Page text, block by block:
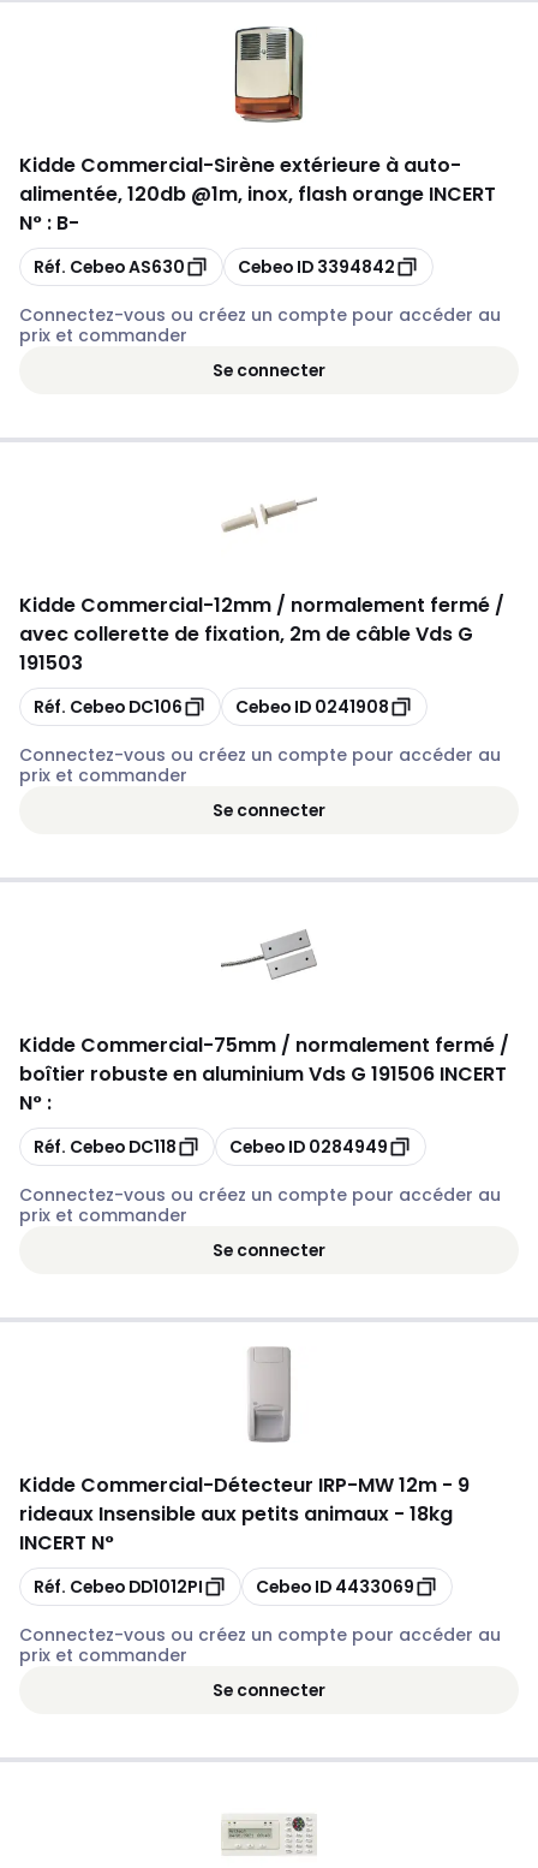
Kidde Commercial-Sirène extérieure à auto-
alimentée, 120db @1m, inox, flash orange INCERT
N° : B-
Copier
Réf. CebeoAS630 Copier
Cebeo ID 3394842
Connectez-vous ou créez un compte pour accéder au
prix et commander
Se connecter
Kidde Commercial-12mm / normalement fermé /
avec collerette de fixation, 2m de câble Vds G
191503
Copier
Réf. Cebeo DC106 Copier
Cebeo ID 0241908
Connectez-vous ou créez un compte pour accéder au
prix et commander
Se connecter
Kidde Commercial-75mm / normalement fermé /
boîtier robuste en aluminium Vds G 191506 INCERT
N° :
Copier
Réf. Cebeo DC118 Copier
Cebeo ID 0284949
Connectez-vous ou créez un compte pour accéder au
prix et commander
Se connecter
Kidde Commercial-Détecteur IRP-MW 12m - 9
rideaux Insensible aux petits animaux - 18kg
INCERT N°
Copier
Réf. Cebeo DD1012PI Copier
Cebeo ID 4433069
Connectez-vous ou créez un compte pour accéder au
prix et commander
Se connecter